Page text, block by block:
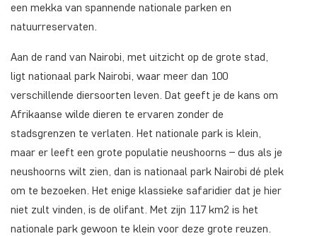
een mekka van spannende nationale parken en
natuurreservaten.
Aan de rand van Nairobi, met uitzicht op de grote stad,
ligt nationaal park Nairobi, waar meer dan 100
verschillende diersoorten leven. Dat geeft je de kans om
Afrikaanse wilde dieren te ervaren zonder de
stadsgrenzen te verlaten. Het nationale park is klein,
maar er leeft een grote populatie neushoorns – dus als je
neushoorns wilt zien, dan is nationaal park Nairobi dé plek
om te bezoeken. Het enige klassieke safaridier dat je hier
niet zult vinden, is de olifant. Met zijn 117 km2 is het
nationale park gewoon te klein voor deze grote reuzen.